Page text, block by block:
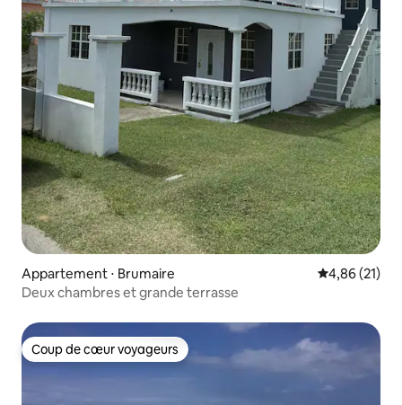
Appartement ⋅ Brumaire Évaluation
4,86 (21)
Deux chambres et grande terrasse
Coup de cœur voyageurs
Coup de cœur voyageurs